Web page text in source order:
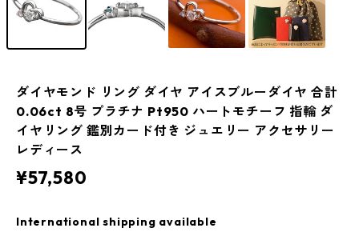
ダイヤモンド リング ダイヤ アイスブルーダイヤ 合計
0.06ct 8号 プラチナ Pt950 ハートモチーフ 指輪 ダ
イヤリング 鑑別カード付き ジュエリー アクセサリー
レディース
¥57,580
International shipping available